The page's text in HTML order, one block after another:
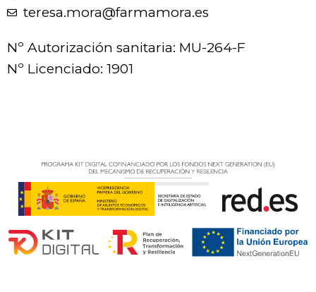
teresa.mora@farmamora.es
Nº Autorización sanitaria: MU-264-F
Nº Licenciado: 1901